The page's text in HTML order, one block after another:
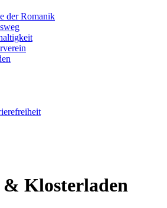
der Romanik
Klosterladen